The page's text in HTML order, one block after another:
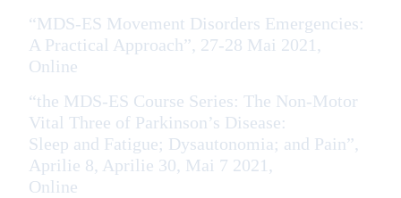
“MDS-ES Movement Disorders Emergencies:
A Practical Approach”, 27-28 Mai 2021,
Online
“the MDS-ES Course Series: The Non-Motor
Vital Three of Parkinson’s Disease:
Sleep and Fatigue; Dysautonomia; and Pain”,
Aprilie 8, Aprilie 30, Mai 7 2021,
Online